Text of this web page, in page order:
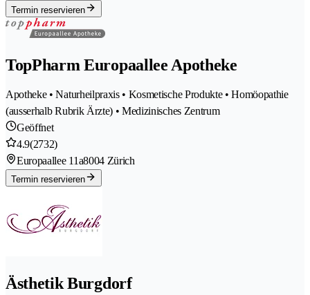
Termin reservieren
TopPharm Europaallee Apotheke
Apotheke • Naturheilpraxis • Kosmetische Produkte • Homöopathie
(ausserhalb Rubrik Ärzte) • Medizinisches Zentrum
Geöffnet
4.9(2732)
Europaallee 11a8004 Zürich
Termin reservieren
Ästhetik Burgdorf